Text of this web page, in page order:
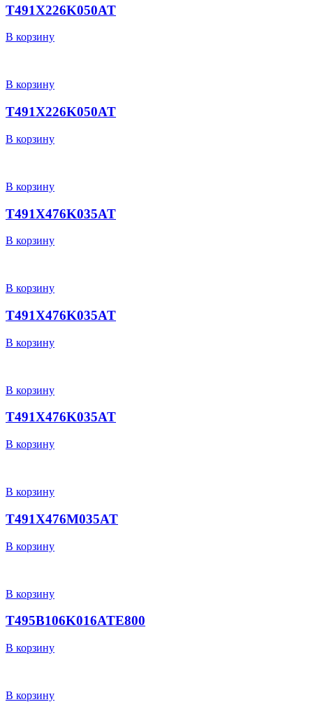
T491X226K050AT
В корзину
В корзину
T491X226K050AT
В корзину
В корзину
T491X476K035AT
В корзину
В корзину
T491X476K035AT
В корзину
В корзину
T491X476K035AT
В корзину
В корзину
T491X476M035AT
В корзину
В корзину
T495B106K016ATE800
В корзину
В корзину